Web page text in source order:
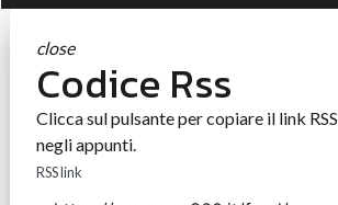
close
Codice Rss
Clicca sul pulsante per copiare il link RSS
negli appunti.
RSS link